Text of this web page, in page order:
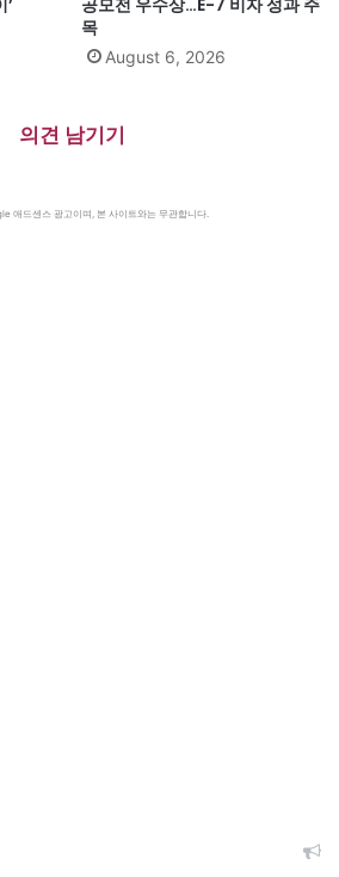
공모전 우수상…E-7 비자 성과 주
목
August 6, 2026
의견 남기기
애드센스 광고이며, 본 사이트와는 무관합니다.